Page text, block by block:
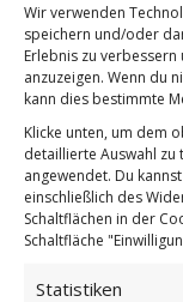
Wir verwenden
speichern und/oder
Erlebnis zu
anzuzeigen. Wenn du
kann dies bestimmte
Klicke unten, um dem
detaillierte Auswahl zu
angewendet. Du
einschließlich des
Schaltflächen in der
Schaltfläche
Statistiken